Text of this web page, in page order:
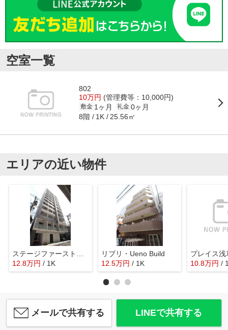
空室一覧
802
10万円 (管理費等：10,000円)
敷金 1ヶ月 礼金 0ヶ月
8階 1K 25.56㎡
エリアの近い物件
ステージファースト新御徒町
12.8万円 / 1K
リブリ・Ueno Build
12.5万円 / 1K
プレイス浅
10.8万円 /
メールで共有する LINEで共有する